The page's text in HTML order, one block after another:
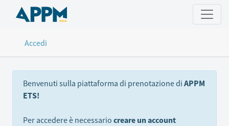
Accedi
Benvenuti sulla piattaforma di prenotazione di APPM
ETS!
Per accedere è necessario creare un account